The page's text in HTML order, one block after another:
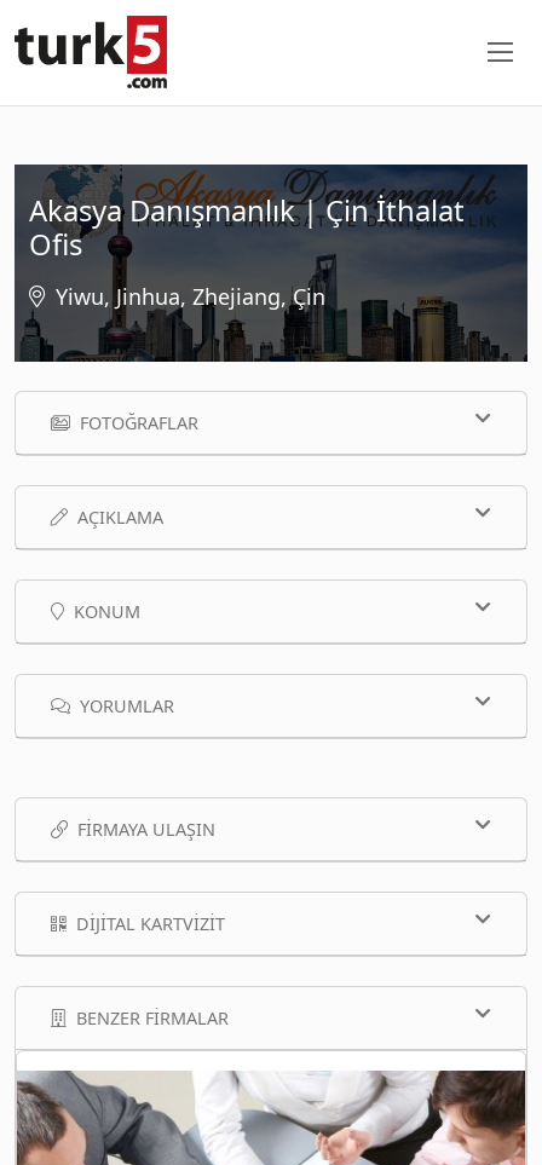
Akasya Danışmanlık | Çin İthalat
Ofis
Yiwu, Jinhua, Zhejiang, Çin
FOTOĞRAFLAR
AÇIKLAMA
KONUM
YORUMLAR
FIRMAYA ULAŞIN
DIJITAL KARTVIZIT
BENZER FIRMALAR